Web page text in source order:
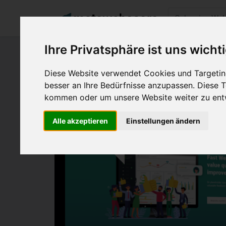
Ihre Privatsphäre ist uns
Diese Website verwendet Cookies und
besser an Ihre Bedürfnisse anzupassen. Diese
kommen oder um unsere Website weiter zu
Alle akzeptieren Einstellungen ändern
jQuery